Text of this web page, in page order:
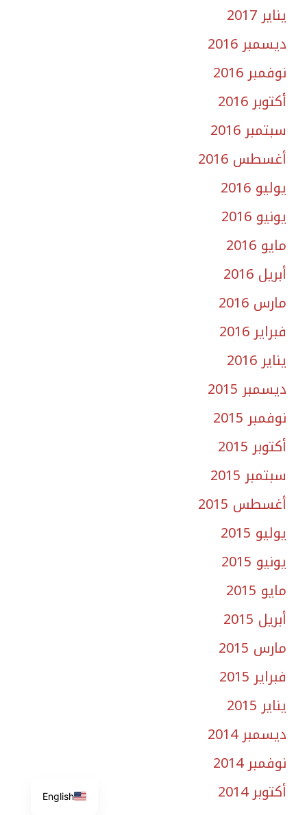
يناير 2017
ديسمبر 2016
نوفمبر 2016
أكتوبر 2016
سبتمبر 2016
أغسطس 2016
يوليو 2016
يونيو 2016
مايو 2016
أبريل 2016
مارس 2016
فبراير 2016
يناير 2016
ديسمبر 2015
نوفمبر 2015
أكتوبر 2015
سبتمبر 2015
أغسطس 2015
يوليو 2015
يونيو 2015
مايو 2015
أبريل 2015
مارس 2015
فبراير 2015
يناير 2015
ديسمبر 2014
نوفمبر 2014
أكتوبر 2014
English